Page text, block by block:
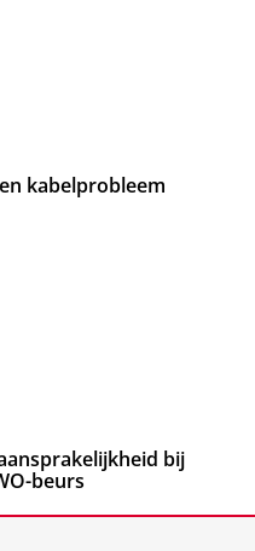
kabelprobleem
bij
beurs